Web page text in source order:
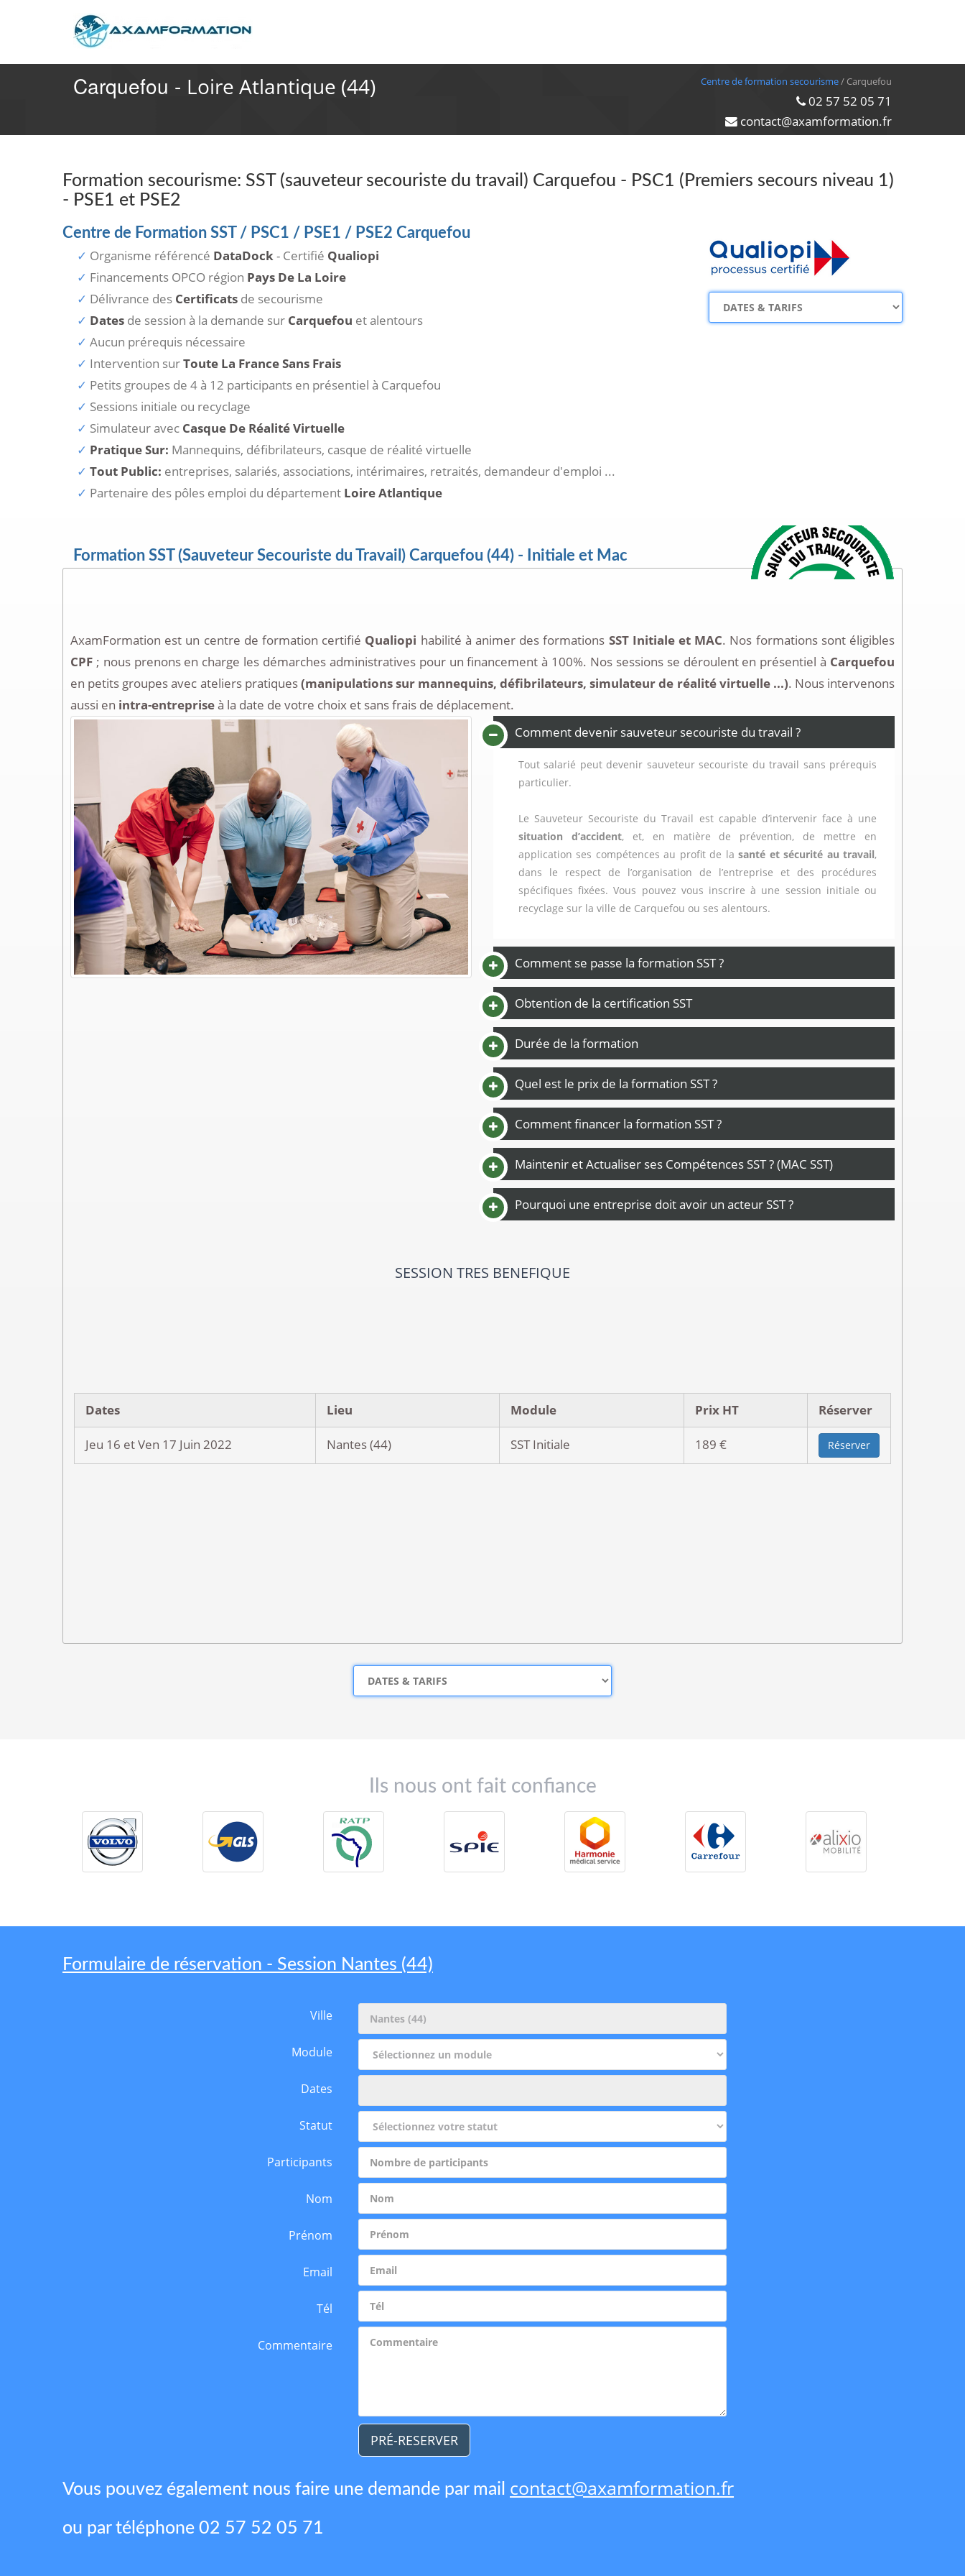
Carquefou - Loire Atlantique (44) Centre de formation secourisme/ Carquefou
02 57 52 05 71
contact@axamformation.fr
Formation secourisme: SST (sauveteur secouriste du travail) Carquefou - PSC1 (Premiers secours niveau 1)
- PSE1 et PSE2
Centre de Formation SST / PSC1 / PSE1 / PSE2 Carquefou
Organisme référencé DataDock- Certifié Qualiopi
Financements OPCO région Pays De La Loire
Délivrance des Certificats de secourisme
Dates de session à la demande sur Carquefou et alentours
Aucun prérequis nécessaire
Intervention surToute La France Sans Frais
Petits groupes de 4 à 12 participants en présentiel à Carquefou
Sessions initiale ou recyclage
Simulateur avec Casque De Réalité Virtuelle
Pratique Sur: Mannequins, défibrilateurs, casque de réalité virtuelle
Tout Public: entreprises, salariés, associations, intérimaires, retraités, demandeur d'emploi ...
Partenaire des pôles emploi du département Loire Atlantique
Formation SST (Sauveteur Secouriste du Travail) Carquefou (44) - Initiale et Mac
AxamFormation est un centre de formation certifié Qualiopi habilité à animer des formations SST Initiale et MAC. Nos formations sont éligibles
CPF ; nous prenons en charge les démarches administratives pour un financement à 100%. Nos sessions se déroulent en présentiel à Carquefou
en petits groupes avec ateliers pratiques(manipulations sur mannequins, défibrilateurs, simulateur de réalité virtuelle ...). Nous intervenons
aussi en intra-entrepriseà la date de votre choix et sans frais de déplacement.
Comment devenir sauveteur secouriste du travail ?
Tout salarié peut devenir sauveteur secouriste du travail sans prérequis
particulier.
Le Sauveteur Secouriste du Travail est capable d’intervenir face à une
situation d’accident, et, en matière de prévention, de mettre en
application ses compétences au profit de lasanté et sécurité au travail,
dans le respect de l’organisation de l’entreprise et des procédures
spécifiques fixées. Vous pouvez vous inscrire à une session initiale ou
recyclage sur la ville de Carquefou ou ses alentours.
Comment se passe la formation SST ?
Obtention de la certification SST
Durée de la formation
Quel est le prix de la formation SST ?
Comment financer la formation SST ?
Maintenir et Actualiser ses Compétences SST ? (MAC SST)
Pourquoi une entreprise doit avoir un acteur SST ?
Super formatrice, très claire dans ses explications. Plus qu'a mettre en
Dates Lieu Module Prix HT Réserver
Jeu 16 et Ven 17 Juin 2022 Nantes (44) SST Initiale 189 € Réserver
Ils nous ont fait confiance
Formulaire de réservation - Session Nantes (44)
Ville
Module
Dates
Statut
Participants
Nom
Prénom
Email
Tél
Commentaire
PRÉ-RESERVER
Vous pouvez également nous faire une demande par mail contact@axamformation.fr
ou par téléphone 02 57 52 05 71